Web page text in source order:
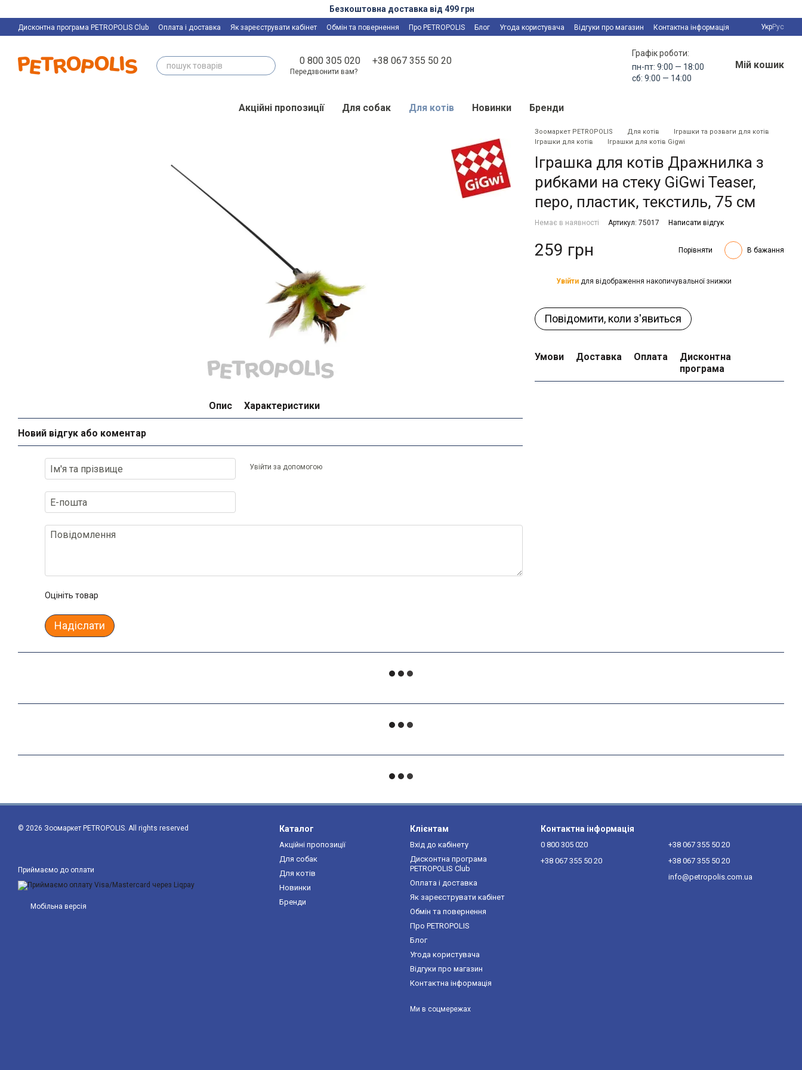
Безкоштовна доставка від 499 грн
Дисконтна програма PETROPOLIS Club Оплата і доставка Як зареєструвати кабінет Обмін та повернення Про PETROPOLIS Блог Угода користувача Відгуки про магазин Контактна інформація УкрРус
0 800 305 020 +38 067 355 50 20
Передзвонити вам?
Графік роботи:
пн-пт: 9:00 — 18:00
сб: 9:00 — 14:00
Мій кошик
Акційні пропозиції Для собак Для котів Новинки Бренди
Опис Характеристики
Новий відгук або коментар
Увійти за допомогою
Оцініть товар
Надіслати
Зоомаркет PETROPOLIS Для котів
Іграшки та розваги для котів
Іграшки для котів
Іграшки для котів Gigwi
Іграшка для котів Дражнилка з
рибками на стеку GiGwi Teaser,
перо, пластик, текстиль, 75 см
Немає в наявності Артикул: 75017 Написати відгук
259 грн Порівняти В бажання
Увійти для відображення накопичувальної знижки
Повідомити, коли з'явиться
Умови Доставка Оплата
Дисконтна
програма
© 2026 Зоомаркет PETROPOLIS. All rights reserved
Приймаємо до оплати
Мобільна версія
Каталог
Акційні пропозиції
Для собак
Для котів
Новинки
Бренди
Клієнтам
Вхід до кабінету
Дисконтна програма
PETROPOLIS Club
Оплата і доставка
Як зареєструвати кабінет
Обмін та повернення
Про PETROPOLIS
Блог
Угода користувача
Відгуки про магазин
Контактна інформація
Ми в соцмережах
Контактна інформація
0 800 305 020
+38 067 355 50 20
+38 067 355 50 20
+38 067 355 50 20
info@petropolis.com.ua